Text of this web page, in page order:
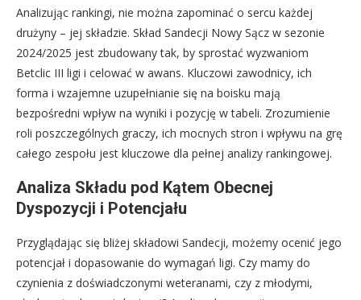
Analizując rankingi, nie można zapominać o sercu każdej
drużyny – jej składzie. Skład Sandecji Nowy Sącz w sezonie
2024/2025 jest zbudowany tak, by sprostać wyzwaniom
Betclic III ligi i celować w awans. Kluczowi zawodnicy, ich
forma i wzajemne uzupełnianie się na boisku mają
bezpośredni wpływ na wyniki i pozycję w tabeli. Zrozumienie
roli poszczególnych graczy, ich mocnych stron i wpływu na grę
całego zespołu jest kluczowe dla pełnej analizy rankingowej.
Analiza Składu pod Kątem Obecnej
Dyspozycji i Potencjału
Przyglądając się bliżej składowi Sandecji, możemy ocenić jego
potencjał i dopasowanie do wymagań ligi. Czy mamy do
czynienia z doświadczonymi weteranami, czy z młodymi,